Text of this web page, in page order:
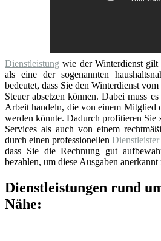
Dienstleistung wie der Winterdienst gilt
als eine der sogenannten
bedeutet, dass Sie den Winterdienst
Steuer absetzen können. Dabei muss
Arbeit handeln, die von einem Mitglied
werden könnte. Dadurch profitieren Sie
Services als auch von einem
durch einen professionellen Dienstleister
dass Sie die Rechnung gut
bezahlen, um diese Ausgaben
Dienstleistungen rund
Nähe: